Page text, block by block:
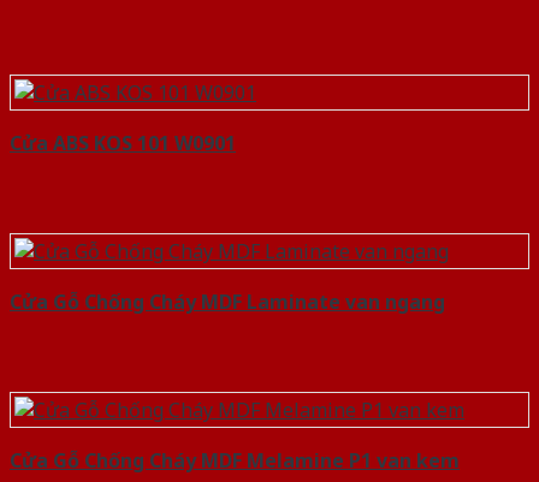
Cửa ABS KOS 101 W0901
Cửa Gỗ Chống Cháy MDF Laminate van ngang
Cửa Gỗ Chống Cháy MDF Melamine P1 van kem